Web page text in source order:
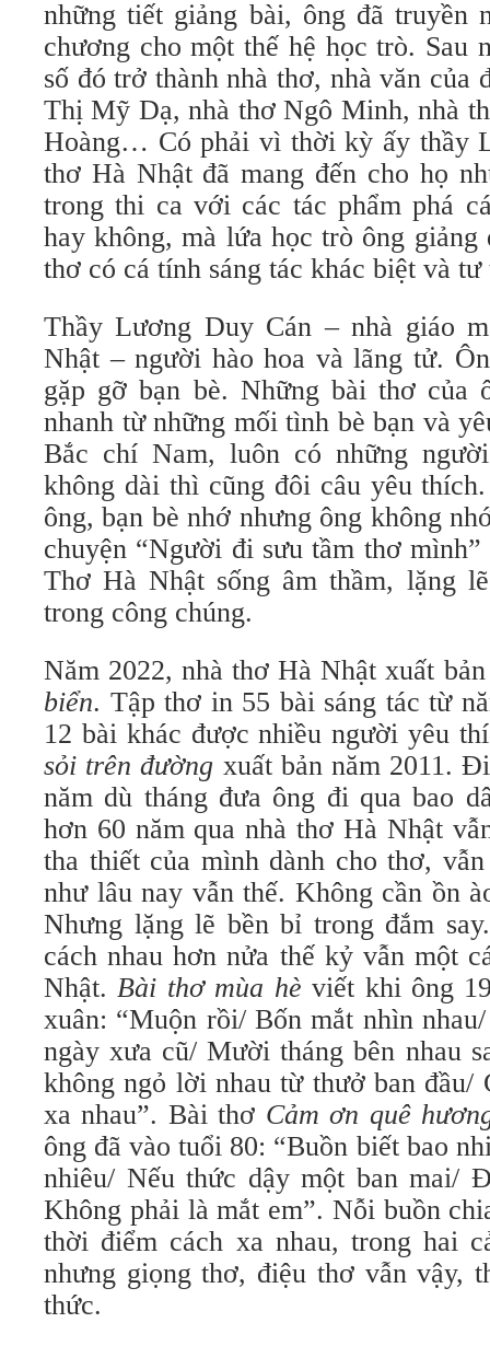
những tiết giảng bài, ông đã truyền
chương cho một thế hệ học trò. Sau
số đó trở thành nhà thơ, nhà văn của
Thị Mỹ Dạ, nhà thơ Ngô Minh, nhà
Hoàng… Có phải vì thời kỳ ấy thầy
thơ Hà Nhật đã mang đến cho họ
trong thi ca với các tác phẩm phá
hay không, mà lứa học trò ông giảng
thơ có cá tính sáng tác khác biệt và
Thầy Lương Duy Cán – nhà giáo
Nhật – người hào hoa và lãng tử.
gặp gỡ bạn bè. Những bài thơ của
nhanh từ những mối tình bè bạn và
Bắc chí Nam, luôn có những
không dài thì cũng đôi câu yêu
ông, bạn bè nhớ nhưng ông không
chuyện “Người đi sưu tầm thơ
Thơ Hà Nhật sống âm thầm, lặng
trong công chúng.
Năm 2022, nhà thơ Hà Nhật xuất
biển. Tập thơ in 55 bài sáng tác từ
12 bài khác được nhiều người yêu
sỏi trên đường xuất bản năm 2011.
năm dù tháng đưa ông đi qua bao
hơn 60 năm qua nhà thơ Hà Nhật
tha thiết của mình dành cho thơ,
như lâu nay vẫn thế. Không cần ồn
Nhưng lặng lẽ bền bỉ trong đắm
cách nhau hơn nửa thế kỷ vẫn một
Nhật.Bài thơ mùa hè viết khi ông
xuân: “Muộn rồi/ Bốn mắt nhìn
ngày xưa cũ/ Mười tháng bên nhau
không ngỏ lời nhau từ thưở ban đầu/
xa nhau”. Bài thơ Cảm ơn quê
ông đã vào tuổi 80: “Buồn biết bao
nhiêu/ Nếu thức dậy một ban mai/
Không phải là mắt em”. Nỗi buồn
thời điểm cách xa nhau, trong hai
nhưng giọng thơ, điệu thơ vẫn vậy,
thức.